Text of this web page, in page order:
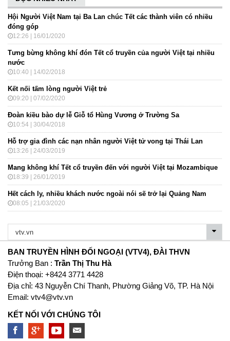
Hội Người Việt Nam tại Ba Lan chúc Tết các thành viên có nhiều
đóng góp
12:26 | 16/01/2020
Tưng bừng không khí đón Tết cổ truyền của người Việt tại nhiều
nước
10:40 | 14/02/2018
Kết nối tấm lòng người Việt trẻ
09:20 | 07/02/2020
Đoàn kiều bào dự lễ Giỗ tổ Hùng Vương ở Trường Sa
10:54 | 30/04/2018
Hỗ trợ gia đình các nạn nhân người Việt tử vong tại Thái Lan
13:26 | 24/03/2019
Mang không khí Tết cổ truyền đến với người Việt tại Mozambique
18:39 | 26/01/2019
Hết cách ly, nhiều khách nước ngoài nói sẽ trở lại Quảng Nam
08:05 | 21/03/2020
BAN TRUYỀN HÌNH ĐỐI NGOẠI (VTV4), ĐÀI THVN
Trưởng Ban : Trần Thị Thu Hà
Ðiện thoại: +8424 3771 4428
Địa chỉ: 43 Nguyễn Chí Thanh, Phường Giảng Võ, TP. Hà Nội
Email: vtv4@vtv.vn
KẾT NỐI VỚI CHÚNG TÔI